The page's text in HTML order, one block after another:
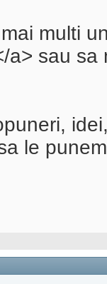
multi
a> sau sa
le